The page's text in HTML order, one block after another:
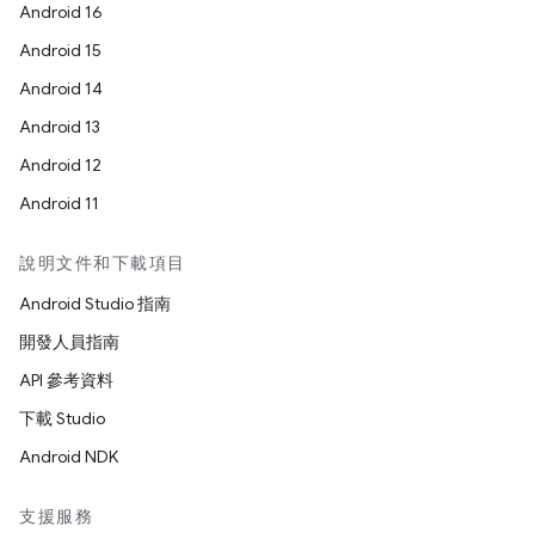
Android 16
Android 15
Android 14
Android 13
Android 12
Android 11
說明文件和下載項目
Android Studio 指南
開發人員指南
API 參考資料
下載 Studio
Android NDK
支援服務